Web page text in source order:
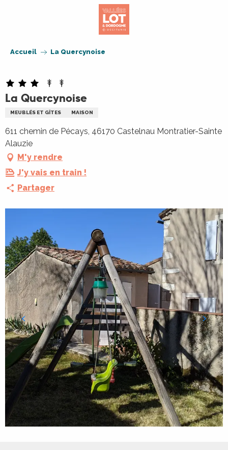
Accueil La Quercynoise
La Quercynoise
MEUBLÉS ET GÎTES MAISON
611 chemin de Pécays, 46170 Castelnau Montratier-Sainte
Alauzie
M'y rendre
J'y vais en train !
Partager